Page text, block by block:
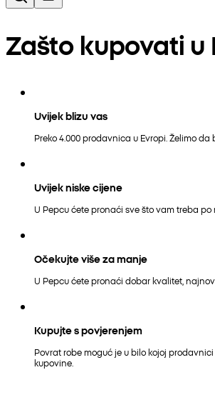
Zašto kupovati u
Uvijek blizu vas
Preko 4.000 prodavnica u Evropi. Želimo da
Uvijek niske cijene
U Pepcu ćete pronaći sve što vam treba po
Očekujte više za manje
U Pepcu ćete pronaći dobar kvalitet,
Kupujte s povjerenjem
Povrat robe moguć je u bilo kojoj
kupovine.